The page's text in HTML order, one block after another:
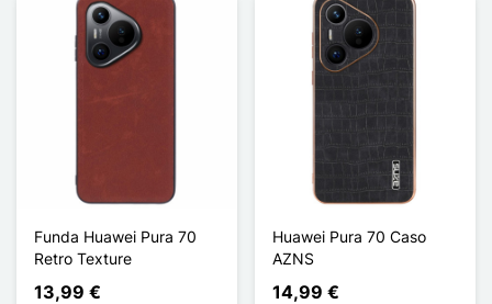
Funda Huawei Pura 70
Retro Texture
13,99 €
Huawei Pura 70 Caso
AZNS
14,99 €